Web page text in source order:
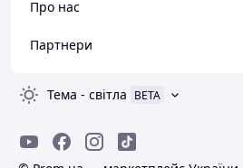
Про нас
Партнери
Тема - світла BETA